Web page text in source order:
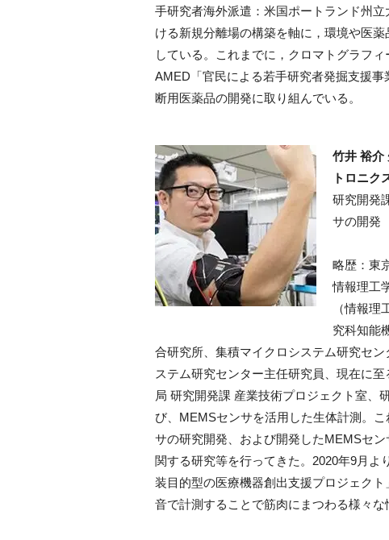
手研究者海外派遣：米国ポートランド州立
ける新規分離場の構築を軸に，環境や医
している。これまでに，クロマトグラフ
AMED 「官民による若手研究者発掘支援
断用医薬品の開発に取り組んでいる。
竹井 裕介
トロニク
研究開発
サの開発
略歴：東
情報理工
（情報理
究科知能
合研究所、集積マイクロシステム研究セン
ステム研究センター主任研究員、現在に至
局 研究開発課 産業技術プロジェクト室、
び、 MEMSセンサを活用した生体計測。こ
サの研究開発、および開発したMEMSセン
関する研究等を行ってきた。 2020年9月よ
装目的型の医療機器創出支援プロジェク
音で計測することで筋肉にまつわる様々